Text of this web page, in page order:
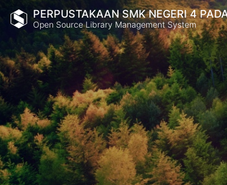
PERPUSTAKAAN SMK NEGERI 4
Open Source Library Management System